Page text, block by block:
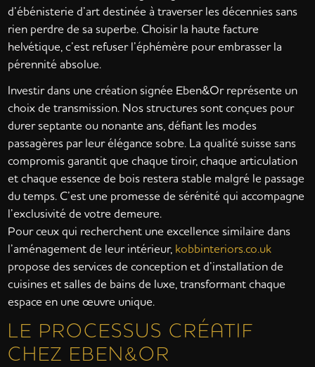
d’ébénisterie d’art destinée à traverser les décennies sans
rien perdre de sa superbe. Choisir la haute facture
helvétique, c’est refuser l’éphémère pour embrasser la
pérennité absolue.
Investir dans une création signée Eben&Or représente un
choix de transmission. Nos structures sont conçues pour
durer septante ou nonante ans, défiant les modes
passagères par leur élégance sobre. La qualité suisse sans
compromis garantit que chaque tiroir, chaque articulation
et chaque essence de bois restera stable malgré le passage
du temps. C’est une promesse de sérénité qui accompagne
l’exclusivité de votre demeure.
Pour ceux qui recherchent une excellence similaire dans
l’aménagement de leur intérieur, kobbinteriors.co.uk
propose des services de conception et d’installation de
cuisines et salles de bains de luxe, transformant chaque
espace en une œuvre unique.
LE PROCESSUS CRÉATIF
CHEZ EBEN&OR